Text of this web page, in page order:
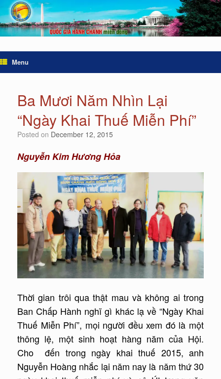
Menu
Ba Mươi Năm Nhìn Lại
“Ngày Khai Thuế Miễn Phí”
Posted on December 12, 2015
Nguyễn Kim Hương Hỏa
Thời gian trôi qua thật mau và không ai trong
Ban Chấp Hành nghĩ gì khác lạ về “Ngày Khai
Thuế Miễn Phí”, mọi người đều xem đó là một
thông lệ, một sinh hoạt hàng năm của Hội.
Cho đến trong ngày khai thuế 2015, anh
Nguyễn Hoàng nhắc lại năm nay là năm thứ 30